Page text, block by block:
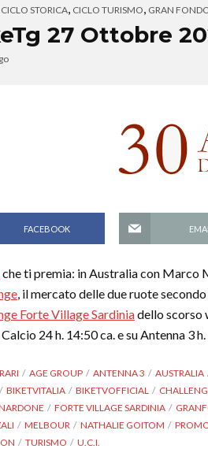
CICLO STORICA, CICLO TURISMO, GRAN
27 Ottobre
FACEBOOK
che ti premia: in Australia con Marco
, il mercato delle due ruote secondo
Forte Village Sardiniadello scorso
24 h. 14:50 ca. e su Antenna 3
AGE GROUP ANTENNA 3 AUSTRALIA
BIKETVITALIA BIKETVOFFICIAL
FORTE VILLAGE SARDINIA
MELBOUR NATHALIE GOITOM
TURISMO U.C.I.